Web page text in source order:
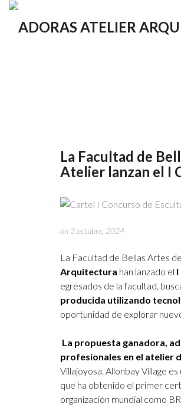
La Facultad de
Atelier lanzan el I
on 3 octubre, 2024
La Facultad de Bellas Artes
Arquitectura han lanzado el
egresados de la facultad,
producida utilizando
oportunidad de explorar
La propuesta ganadora,
profesionales en el atelier
Villajoyosa. Allonbay Village
que ha obtenido el primer
organización mundial como